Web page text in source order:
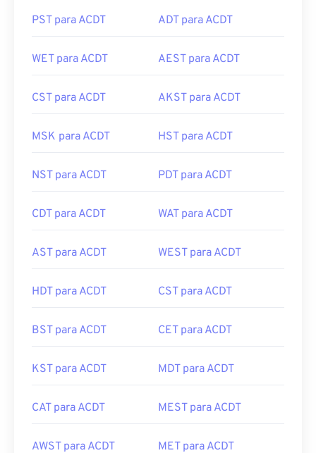
PST para ACDT ADT para ACDT
WET para ACDT AEST para ACDT
CST para ACDT AKST para ACDT
MSK para ACDT HST para ACDT
NST para ACDT PDT para ACDT
CDT para ACDT WAT para ACDT
AST para ACDT WEST para ACDT
HDT para ACDT CST para ACDT
BST para ACDT CET para ACDT
KST para ACDT MDT para ACDT
CAT para ACDT MEST para ACDT
AWST para ACDT MET para ACDT